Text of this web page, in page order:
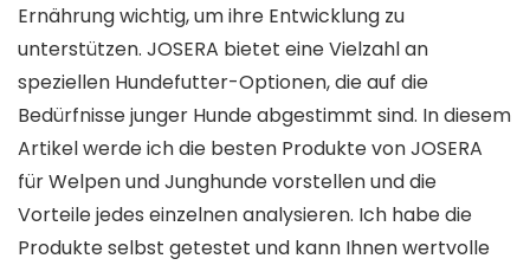
Ernährung wichtig, um ihre Entwicklung zu
unterstützen. JOSERA bietet eine Vielzahl an
speziellen Hundefutter-Optionen, die auf die
Bedürfnisse junger Hunde abgestimmt sind. In diesem
Artikel werde ich die besten Produkte von JOSERA
für Welpen und Junghunde vorstellen und die
Vorteile jedes einzelnen analysieren. Ich habe die
Produkte selbst getestet und kann Ihnen wertvolle